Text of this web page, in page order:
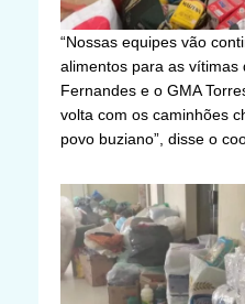
“Nossas equipes vão
alimentos para as vítimas
Fernandes e o GMA
volta com os caminhões
povo buziano”, disse o